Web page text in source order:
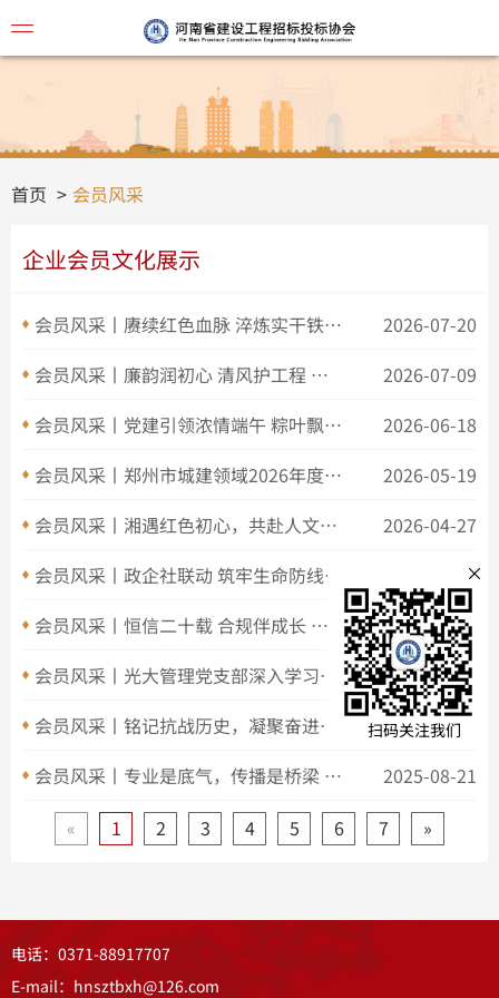
视频
文本
全部
公示
通知
法规
首页 会员风采
企业会员文化展示
会员风采丨赓续红色血脉 淬炼实干铁军 河南一建集团公司开展党性教育研学活动
2026-07-20
会员风采丨廉韵润初心 清风护工程 我司党支部赴河南省廉政文化教育中心开展专题学习教育活动——河南中尚工程咨询有限公司
2026-07-09
会员风采丨党建引领浓情端午 粽叶飘香邻里同心——恒信咨询管理有限公司
2026-06-18
会员风采丨郑州市城建领域2026年度汛期应急管理、防灾减灾工作暨防汛应急演练现场会在河南一建集团承建项目举办
2026-05-19
会员风采丨湘遇红色初心，共赴人文之约丨中共清鸿咨询长沙党建圆满落幕
2026-04-27
会员风采丨政企社联动 筑牢生命防线 恒信咨询联合石佛办事处五社区开展急救志愿者公益培训
2025-12-26
会员风采丨恒信二十载 合规伴成长 ——新形势下招标采购合规与风险管理实践论坛圆满落幕
2025-10-28
会员风采丨光大管理党支部深入学习习近平总书记重要文章
2025-09-30
会员风采丨铭记抗战历史，凝聚奋进力量 ——恒信咨询党支部组织观看九三阅兵式
2025-09-04
会员风采丨专业是底气，传播是桥梁 ——招标服务的“破局式”亮相
2025-08-21
«
1 2 3 4 5 6 7 »
电话：0371-88917707
E-mail：hnsztbxh@126.com
×
扫码关注我们